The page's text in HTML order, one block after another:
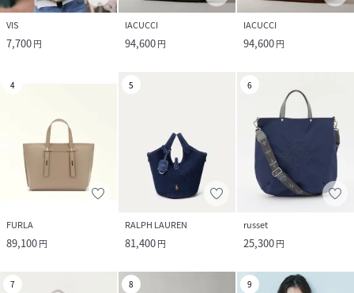
VIS
7,700円
IACUCCI
94,600円
IACUCCI
94,600円
4
FURLA
89,100円
5
RALPH LAUREN
81,400円
6
russet
25,300円
7 8 9